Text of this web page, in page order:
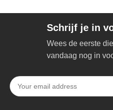
Schrijf je in
Wees de eerste
vandaag nog in